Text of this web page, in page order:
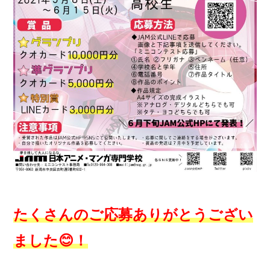
たくさんのご応募ありがとうござい
ました😊！